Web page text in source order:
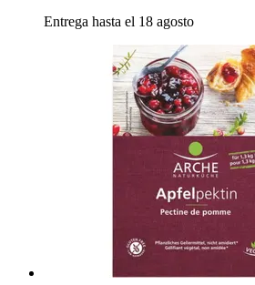
Entrega hasta el 18 agosto